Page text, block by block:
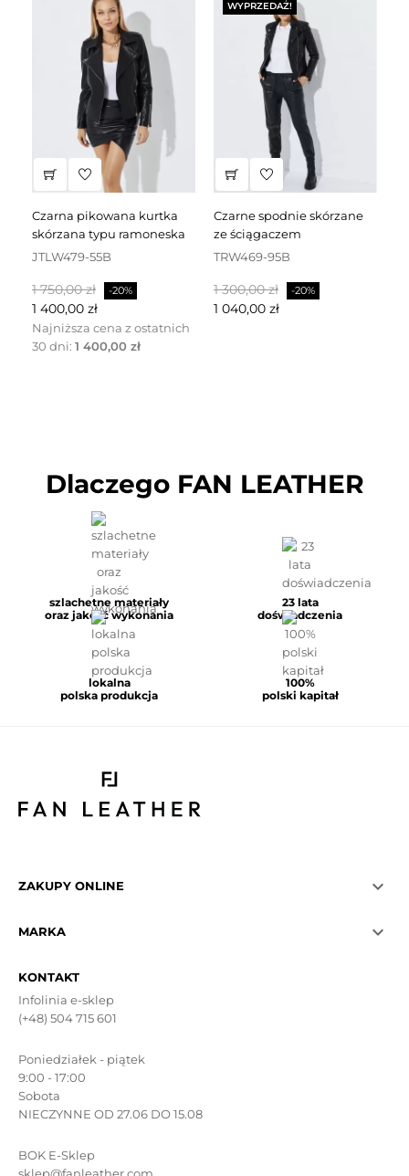
czarna pikowana kurtka
skórzana typu ramoneska
JTLW479-55B
Cena
podstawowa
1 750,00 zł -20%
1 400,00 zł
Najniższa cena z ostatnich
30 dni: 1 400,00 zł
WYPRZEDAŻ!
czarne spodnie skórzane
ze ściągaczem
TRW469-95B
Cena
podstawowa
1 300,00 zł -20%
1 040,00 zł
Dlaczego FAN LEATHER
szlachetne materiały
oraz jakość wykonania
23 lata
doświadczenia
lokalna
polska produkcja
100%
polski kapitał
ZAKUPY ONLINE 
MARKA 
KONTAKT
Infolinia e-sklep
(+48) 504 715 601
Poniedziałek - piątek
9:00 - 17:00
Sobota
NIECZYNNE OD 27.06 DO 15.08
BOK E-Sklep
sklep@fanleather.com